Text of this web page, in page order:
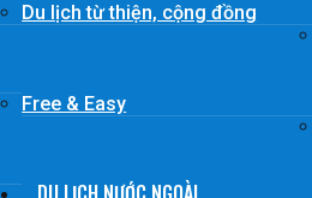
Du lịch từ thiện, cộng đồng
Free & Easy